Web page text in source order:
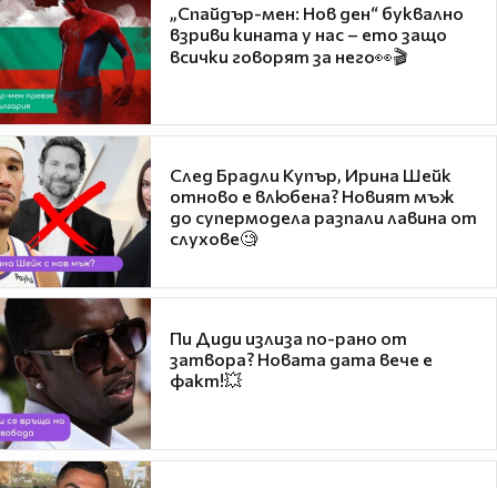
„Спайдър-мен: Нов ден“ буквално
взриви кината у нас – ето защо
всички говорят за него👀🎬
След Брадли Купър, Ирина Шейк
отново е влюбена? Новият мъж
до супермодела разпали лавина от
слухове🧐
Пи Диди излиза по-рано от
затвора? Новата дата вече е
факт!💥